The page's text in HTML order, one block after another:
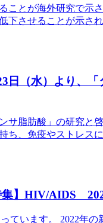
ことが海外研究で示
下させることが示さ
（水）より、「
サ脂肪酸」の研究と
ち、免疫やストレス
集】HIV/AIDS
ています。 2022年